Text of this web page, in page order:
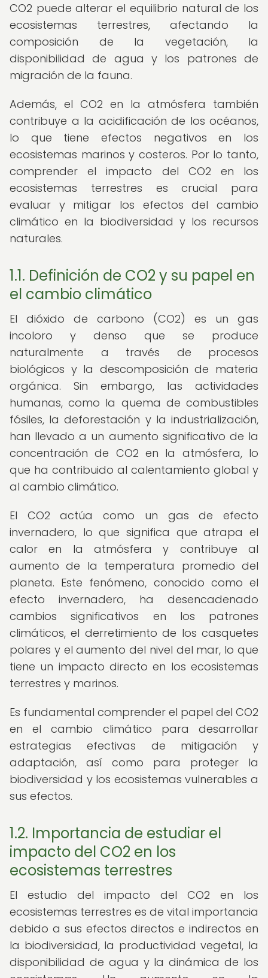
CO2 puede alterar el equilibrio natural de los
ecosistemas terrestres, afectando la
composición de la vegetación, la
disponibilidad de agua y los patrones de
migración de la fauna.
Además, el CO2 en la atmósfera también
contribuye a la acidificación de los océanos,
lo que tiene efectos negativos en los
ecosistemas marinos y costeros. Por lo tanto,
comprender el impacto del CO2 en los
ecosistemas terrestres es crucial para
evaluar y mitigar los efectos del cambio
climático en la biodiversidad y los recursos
naturales.
1.1. Definición de CO2 y su papel en
el cambio climático
El dióxido de carbono (CO2) es un gas
incoloro y denso que se produce
naturalmente a través de procesos
biológicos y la descomposición de materia
orgánica. Sin embargo, las actividades
humanas, como la quema de combustibles
fósiles, la deforestación y la industrialización,
han llevado a un aumento significativo de la
concentración de CO2 en la atmósfera, lo
que ha contribuido al calentamiento global y
al cambio climático.
El CO2 actúa como un gas de efecto
invernadero, lo que significa que atrapa el
calor en la atmósfera y contribuye al
aumento de la temperatura promedio del
planeta. Este fenómeno, conocido como el
efecto invernadero, ha desencadenado
cambios significativos en los patrones
climáticos, el derretimiento de los casquetes
polares y el aumento del nivel del mar, lo que
tiene un impacto directo en los ecosistemas
terrestres y marinos.
Es fundamental comprender el papel del CO2
en el cambio climático para desarrollar
estrategias efectivas de mitigación y
adaptación, así como para proteger la
biodiversidad y los ecosistemas vulnerables a
sus efectos.
1.2. Importancia de estudiar el
impacto del CO2 en los
ecosistemas terrestres
El estudio del impacto del CO2 en los
ecosistemas terrestres es de vital importancia
debido a sus efectos directos e indirectos en
la biodiversidad, la productividad vegetal, la
disponibilidad de agua y la dinámica de los